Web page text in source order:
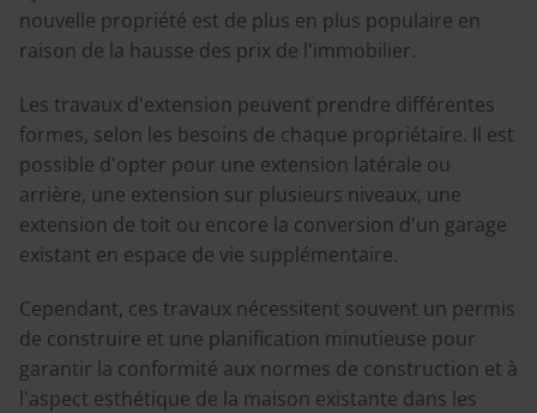
nouvelle propriété est de plus en plus populaire en
raison de la hausse des prix de l'immobilier.
Les travaux d'extension peuvent prendre différentes
formes, selon les besoins de chaque propriétaire. Il est
possible d'opter pour une extension latérale ou
arrière, une extension sur plusieurs niveaux, une
extension de toit ou encore la conversion d'un garage
existant en espace de vie supplémentaire.
Cependant, ces travaux nécessitent souvent un permis
de construire et une planification minutieuse pour
garantir la conformité aux normes de construction et à
l'aspect esthétique de la maison existante dans les